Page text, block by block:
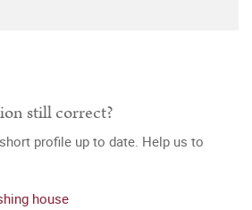
still correct?
profile up to date. Help us to
house